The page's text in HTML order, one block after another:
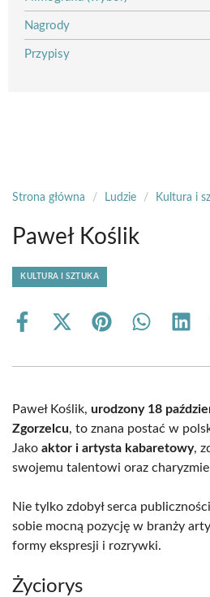
Nagrody
Przypisy
Strona główna / Ludzie / Kultura i
Paweł Koślik
KULTURA I SZTUKA
Share
Share
(Twitter)
Share Share
Paweł Koślik, urodzony 18
Zgorzelcu, to znana postać w
Jako aktor i artysta kabaretowy,
swojemu talentowi oraz
Nie tylko zdobył serca
sobie mocną pozycję w branży
formy ekspresji i rozrywki.
Życiorys